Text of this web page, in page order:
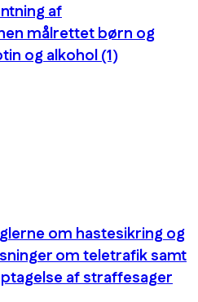
af
målrettet børn og
og alkohol (1)
om hastesikring og
om teletrafik samt
af straffesager